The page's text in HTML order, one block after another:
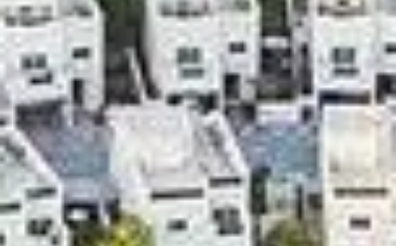
شراء
إيجار
بيع
قيد الإنشاء